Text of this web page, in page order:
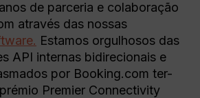
de parceria e colaboração
através das nossas
Estamos orgulhosos das
API internas bidirecionais e
por Booking.com ter-
Premier Connectivity